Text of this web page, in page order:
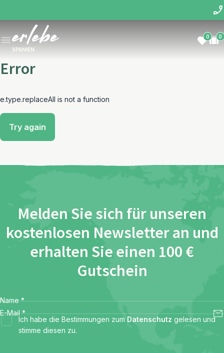
SPANIEN
0 0
Error
e.type.replaceAll is not a function
Try again
Melden Sie sich für unseren
kostenlosen Newsletter an und
erhalten Sie einen 100 €
Gutschein
Name *
E-Mail *
Ich habe die Bestimmungen zum Datenschutz gelesen und
stimme diesen zu.